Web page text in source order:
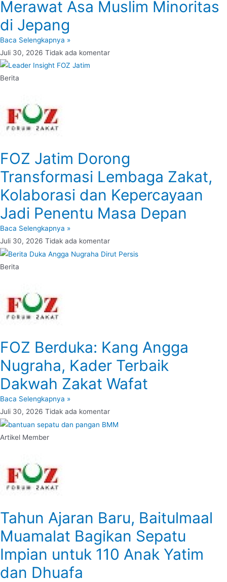
Merawat Asa Muslim Minoritas
di Jepang
Baca Selengkapnya »
Juli 30, 2026 Tidak ada komentar
Berita
FOZ Jatim Dorong
Transformasi Lembaga Zakat,
Kolaborasi dan Kepercayaan
Jadi Penentu Masa Depan
Baca Selengkapnya »
Juli 30, 2026 Tidak ada komentar
Berita
FOZ Berduka: Kang Angga
Nugraha, Kader Terbaik
Dakwah Zakat Wafat
Baca Selengkapnya »
Juli 30, 2026 Tidak ada komentar
Artikel Member
Tahun Ajaran Baru, Baitulmaal
Muamalat Bagikan Sepatu
Impian untuk 110 Anak Yatim
dan Dhuafa